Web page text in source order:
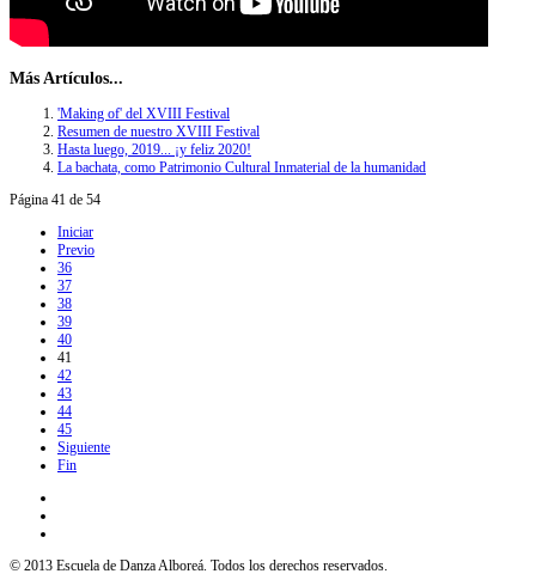
Más Artículos...
'Making of' del XVIII Festival
Resumen de nuestro XVIII Festival
Hasta luego, 2019... ¡y feliz 2020!
La bachata, como Patrimonio Cultural Inmaterial de la humanidad
Página 41 de 54
Iniciar
Previo
36
37
38
39
40
41
42
43
44
45
Siguiente
Fin
© 2013 Escuela de Danza Alboreá. Todos los derechos reservados.